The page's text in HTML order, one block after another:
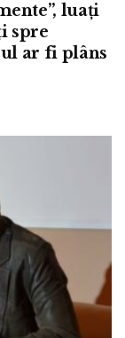
luați
spre
ar fi plâns